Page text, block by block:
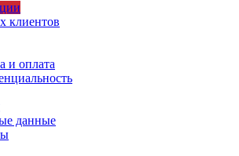
клиентов
и оплата
данные